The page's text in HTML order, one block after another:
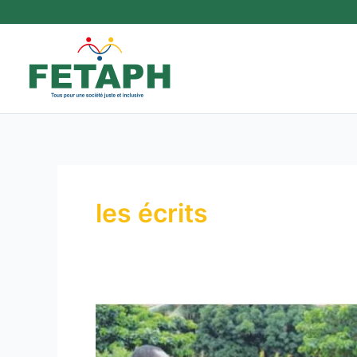
les écrits
APPUI
A